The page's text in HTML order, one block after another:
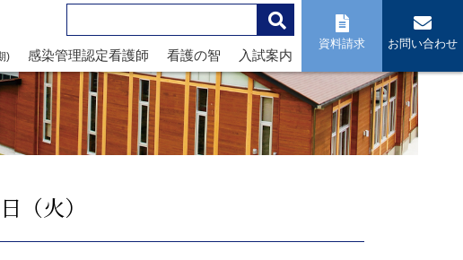
) 感染管理認定看護師 看護の智 入試案内
資料請求 お問い合わせ
（火）